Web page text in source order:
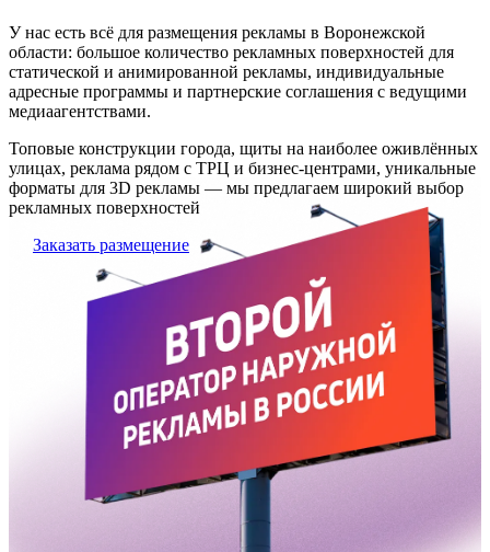
У нас есть всё для размещения рекламы в Воронежской
области: большое количество рекламных поверхностей для
статической и анимированной рекламы, индивидуальные
адресные программы и партнерские соглашения с ведущими
медиаагентствами.
Топовые конструкции города, щиты на наиболее оживлённых
улицах, реклама рядом с ТРЦ и бизнес-центрами, уникальные
форматы для 3D рекламы — мы предлагаем широкий выбор
рекламных поверхностей
Заказать размещение